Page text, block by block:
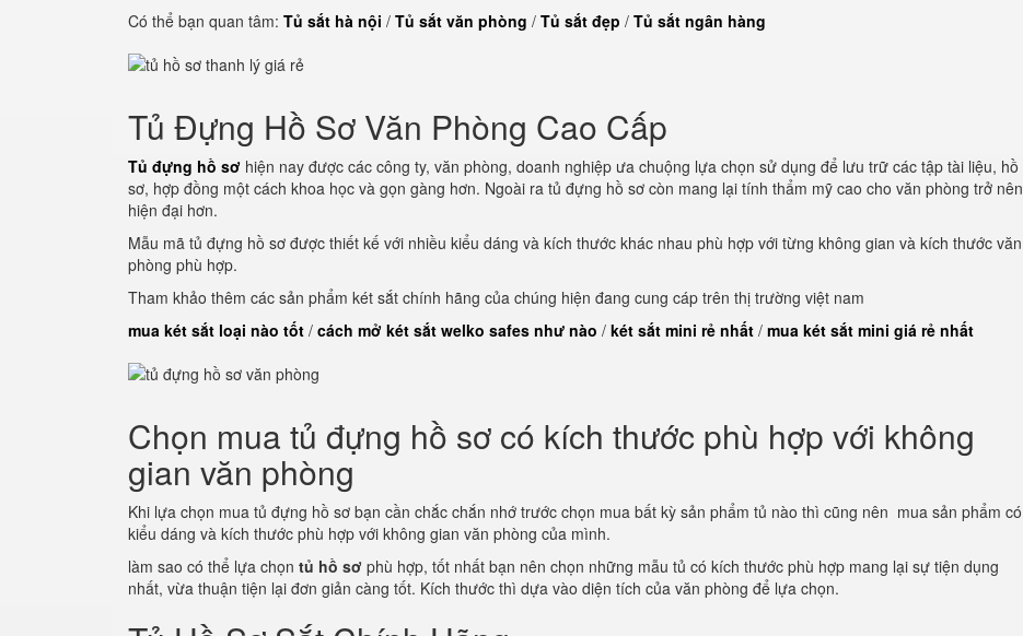
Có thể bạn quan tâm: Tủ sắt hà nội / Tủ sắt văn phòng / Tủ sắt đẹp / Tủ sắt ngân hàng
Tủ Đựng Hồ Sơ Văn Phòng Cao Cấp
Tủ đựng hồ sơ hiện nay được các công ty, văn phòng, doanh nghiệp ưa chuộng lựa chọn sử dụng để lưu trữ các tập tài liệu, hồ
sơ, hợp đồng một cách khoa học và gọn gàng hơn. Ngoài ra tủ đựng hồ sơ còn mang lại tính thẩm mỹ cao cho văn phòng trở nên
hiện đại hơn.
Mẫu mã tủ đựng hồ sơ được thiết kế với nhiều kiểu dáng và kích thước khác nhau phù hợp với từng không gian và kích thước văn
phòng phù hợp.
Tham khảo thêm các sản phẩm két sắt chính hãng của chúng hiện đang cung cáp trên thị trường việt nam
mua két sắt loại nào tốt / cách mở két sắt welko safes như nào / két sắt mini rẻ nhất / mua két sắt mini giá rẻ nhất
Chọn mua tủ đựng hồ sơ có kích thước phù hợp với không
gian văn phòng
Khi lựa chọn mua tủ đựng hồ sơ bạn cần chắc chắn nhớ trước chọn mua bất kỳ sản phẩm tủ nào thì cũng nên mua sản phẩm có
kiểu dáng và kích thước phù hợp với không gian văn phòng của mình.
làm sao có thể lựa chọn tủ hồ sơ phù hợp, tốt nhất bạn nên chọn những mẫu tủ có kích thước phù hợp mang lại sự tiện dụng
nhất, vừa thuận tiện lại đơn giản càng tốt. Kích thước thì dựa vào diện tích của văn phòng để lựa chọn.